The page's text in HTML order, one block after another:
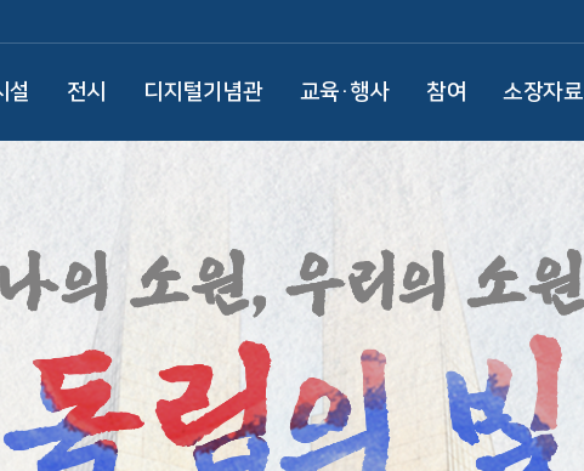
설 전시 디지털기념관 교육·행사 참여 소장자료